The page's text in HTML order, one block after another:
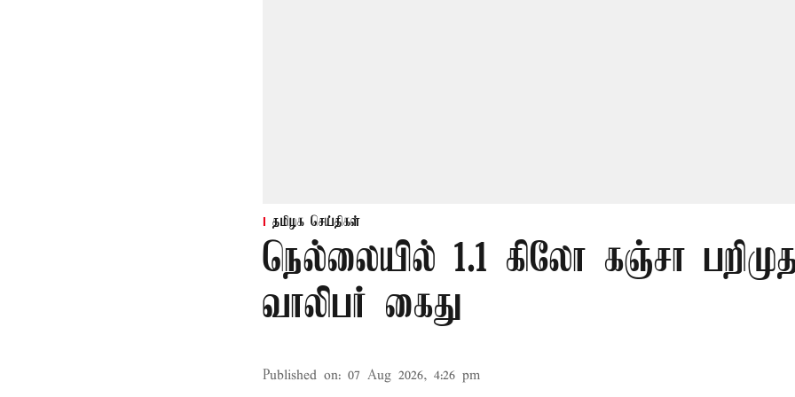
தமிழக செய்திகள்
நெல்லையில் 1.1 கிலோ கஞ்சா
வாலிபர் கைது
Published on: 07 Aug 2026, 4:26 pm